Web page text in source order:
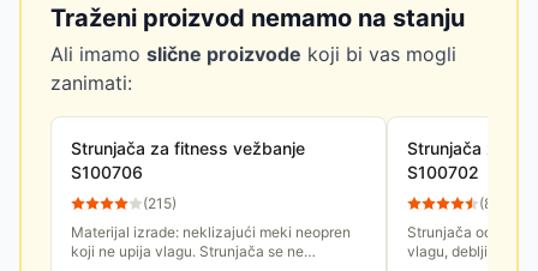
Traženi proizvod nemamo na stanju
Ali imamo slične proizvode koji bi vas mogli
zanimati:
Strunjača za fitness vežbanje
S100706
(215)
Materijal izrade: neklizajući meki neopren
koji ne upija vlagu. Strunjača se ne
Strunjača za
S100702
(88
Strunjača od
vlagu, debljine